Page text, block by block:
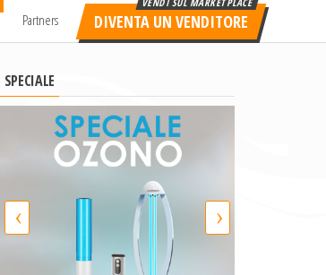
Partners DIVENTA UN VENDITORE
SPECIALE
‹ ›